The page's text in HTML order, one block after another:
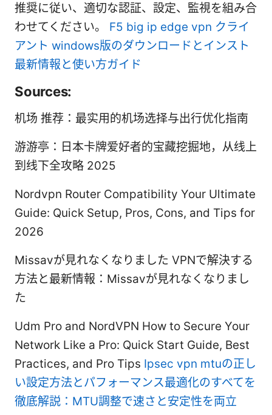
推奨に従い、適切な認証、設定、監視を組み合
わせてください。 F5 big ip edge vpn クライ
アント windows版のダウンロードとインスト
最新情報と使い方ガイド
Sources:
机场 推荐：最实用的机场选择与出行优化指南
游游亭：日本卡牌爱好者的宝藏挖掘地，从线上
到线下全攻略 2025
Nordvpn Router Compatibility Your Ultimate
Guide: Quick Setup, Pros, Cons, and Tips for
2026
Missavが見れなくなりました VPNで解決する
方法と最新情報：Missavが見れなくなりまし
た
Udm Pro and NordVPN How to Secure Your
Network Like a Pro: Quick Start Guide, Best
Practices, and Pro Tips Ipsec vpn mtuの正し
い設定方法とパフォーマンス最適化のすべてを
徹底解説：MTU調整で速さと安定性を両立